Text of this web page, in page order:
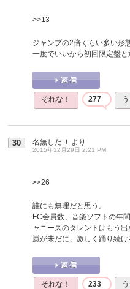
>>13
ジャンプの2倍くらい多い形
一度でいいから初回限定盤
それな！ 277
30 名無しだＪ より
2015年12月29日 2:21 PM
>>26
誰にも無理だと思う。
FC会員数、音楽ソフトの年
ャニーズのタレントはもう出
嵐が未だに、激しく踊り続け
それな！ 233